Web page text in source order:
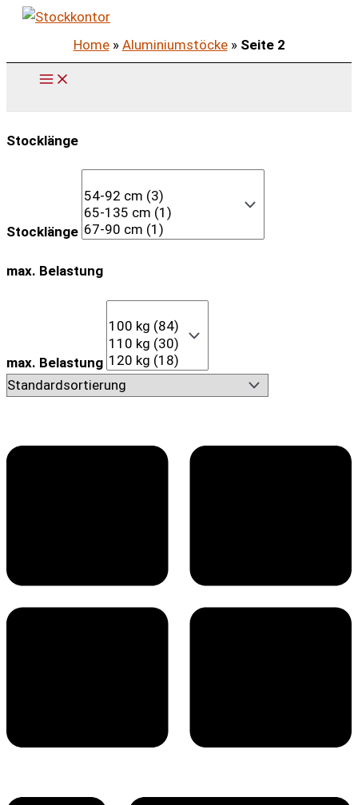
Zum
springen
Home» Aluminiumstöcke» Seite 2
Stocklänge
Stocklänge
max. Belastung
max. Belastung